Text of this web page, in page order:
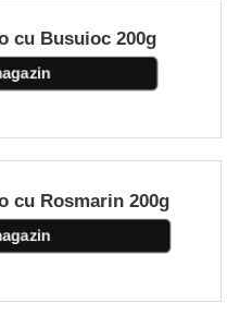
cu Busuioc 200g
cu Rosmarin 200g